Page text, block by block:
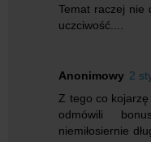
Temat raczej nie
uczciwość....
Anonimowy 2
Z tego co
odmówili
niemiłosiernie